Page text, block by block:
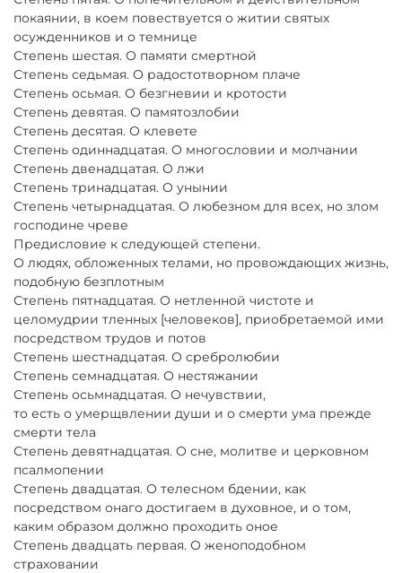
покаянии, в коем повествуется о житии святых
осужденников и о темнице
Степень шестая. О памяти смертной
Степень седьмая. О радостотворном плаче
Степень осьмая. О безгневии и кротости
Степень девятая. О памятозлобии
Степень десятая. О клевете
Степень одиннадцатая. О многословии и молчании
Степень двенадцатая. О лжи
Степень тринадцатая. О унынии
Степень четырнадцатая. О любезном для всех, но злом
господине чреве
Предисловие к следующей степени.
О людях, обложенных телами, но провождающих жизнь,
подобную безплотным
Степень пятнадцатая. О нетленной чистоте и
целомудрии тленных [человеков], приобретаемой ими
посредством трудов и потов
Степень шестнадцатая. О сребролюбии
Степень семнадцатая. О нестяжании
Степень осьмнадцатая. О нечувствии,
то есть о умерщвлении души и о смерти ума прежде
смерти тела
Степень девятнадцатая. О сне, молитве и церковном
псалмопении
Степень двадцатая. О телесном бдении, как
посредством онаго достигаем в духовное, и о том,
каким образом должно проходить оное
Степень двадцать первая. О женоподобном
страховании